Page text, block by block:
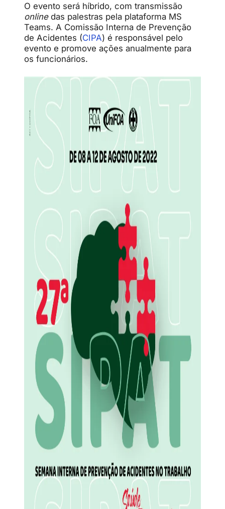
O evento será híbrido, com transmissão
online das palestras pela plataforma MS
Teams. A Comissão Interna de Prevenção
de Acidentes (CIPA) é responsável pelo
evento e promove ações anualmente para
os funcionários.